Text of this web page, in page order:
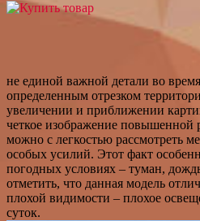
не единой важной детали во
определенным отрезком
увеличении и приближении
четкое изображение повышенной
можно с легкостью рассмотреть
особых усилий. Этот факт
погодных условиях – туман,
отметить, что данная модель
плохой видимости – плохое
суток.